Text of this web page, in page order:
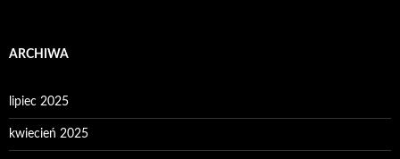
ARCHIWA
lipiec 2025
kwiecień 2025